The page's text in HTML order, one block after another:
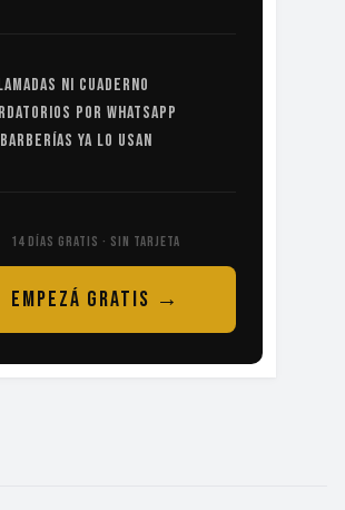
NI CUADERNO
POR WHATSAPP
YA LO USAN
14 DÍAS GRATIS · SIN TARJETA
EMPEZÁ GRATIS →